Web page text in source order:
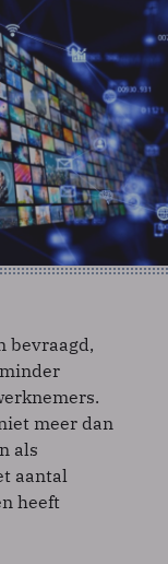
bevraagd,
meer dan
als
aantal
heeft